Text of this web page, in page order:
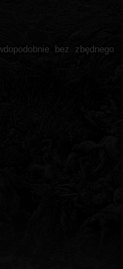
bez zbędnego